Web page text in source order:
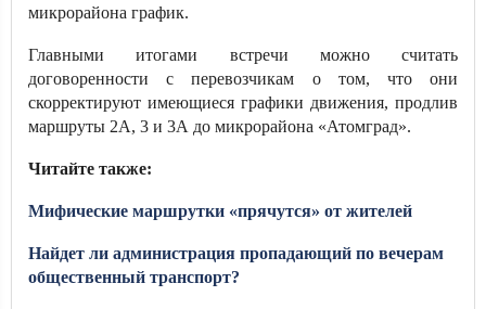
микрорайона график.
Главными итогами встречи можно считать
договоренности с перевозчикам о том, что они
скорректируют имеющиеся графики движения, продлив
маршруты 2А, 3 и 3А до микрорайона «Атомград».
Читайте также:
Мифические маршрутки «прячутся» от жителей
Найдет ли администрация пропадающий по вечерам
общественный транспорт?